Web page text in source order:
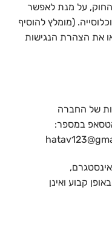
החוק, על מנת לאפשר
(מומלץ להוסיף
את הצהרת הנגישות
של החברה
במספר:
קבוע ואינן